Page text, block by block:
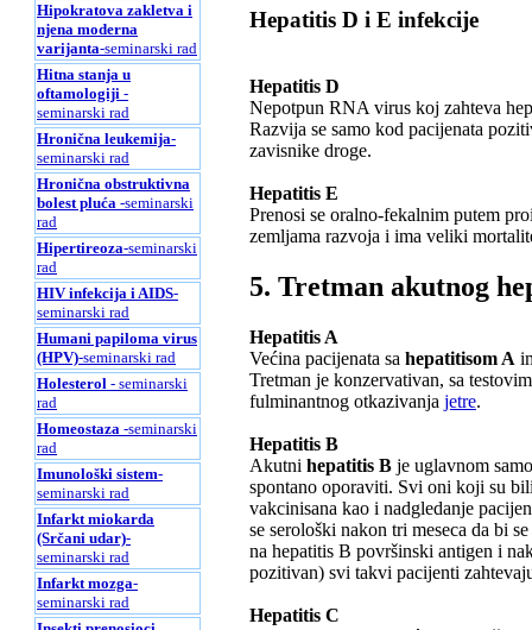
Hipokratova zakletva i
njena moderna
varijanta-seminarski rad
Hitna stanja u
oftamologiji -
seminarski rad
Hronična leukemija-
seminarski rad
Hronična obstruktivna
bolest pluća -seminarski
rad
Hipertireoza-seminarski
rad
HIV infekcija i AIDS-
seminarski rad
Humani papiloma virus
(HPV)-seminarski rad
Holesterol - seminarski
rad
Homeostaza -seminarski
rad
Imunološki sistem-
seminarski rad
Infarkt miokarda
(Srčani udar)-
seminarski rad
Infarkt mozga-
seminarski rad
Hepatitis D i E infekcije
Hepatitis D
Nepotpun RNA virus koj zahteva
Razvija se samo kod pacijenata
zavisnike droge.
Hepatitis E
Prenosi se oralno-fekalnim putem
zemljama razvoja i ima veliki
5. Tretman akutnog
Hepatitis A
Većina pacijenata sa hepatitisom A
Tretman je konzervativan, sa
fulminantnog otkazivanja jetre.
Hepatitis B
Akutni hepatitis B je uglavnom
spontano oporaviti. Svi oni koji su
vakcinisana kao i nadgledanje
se serološki nakon tri meseca da bi
na hepatitis B površinski antigen i
pozitivan) svi takvi pacijenti
Hepatitis C